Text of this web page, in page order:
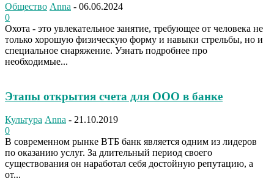
Общество Anna - 06.06.2024
0
Охота - это увлекательное занятие, требующее от человека не
только хорошую физическую форму и навыки стрельбы, но и
специальное снаряжение. Узнать подробнее про
необходимые...
Этапы открытия счета для ООО в банке
Культура Anna - 21.10.2019
0
В современном рынке ВТБ банк является одним из лидеров
по оказанию услуг. За длительный период своего
существования он наработал себя достойную репутацию, а
от...